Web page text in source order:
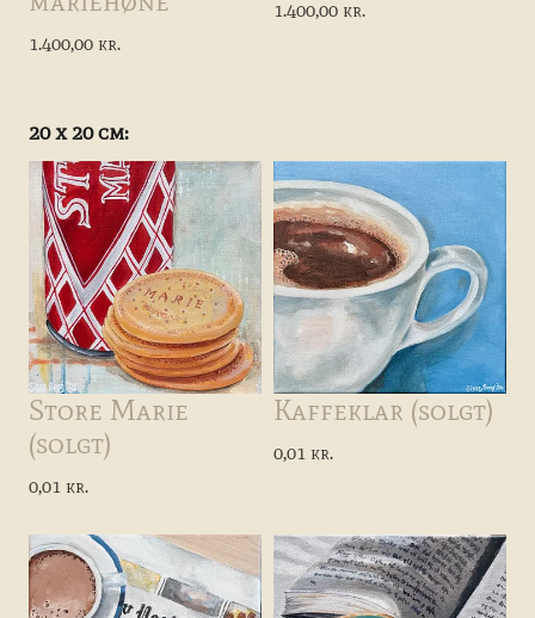
1.400,00 kr.
1.400,00 kr.
20 x 20 cm:
Store Marie
(solgt)
0,01 kr.
Kaffeklar (solgt)
0,01 kr.